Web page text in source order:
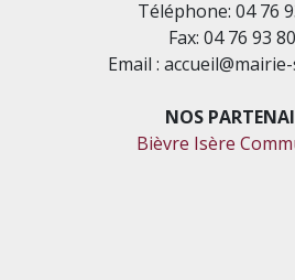
Téléphone: 04 76
Fax: 04 76 93
Email :
NOS
Bièvre Isère